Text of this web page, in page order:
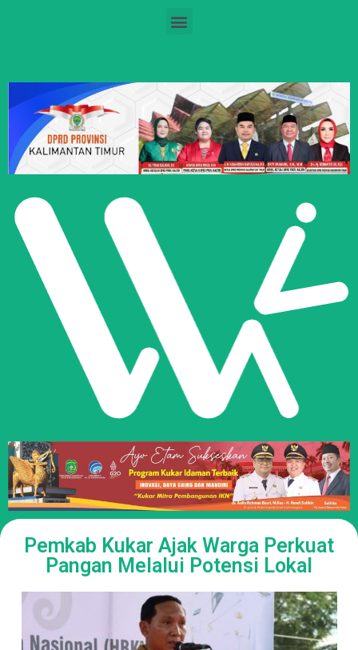
Pemkab Kukar Ajak Warga Perkuat
Pangan Melalui Potensi Lokal